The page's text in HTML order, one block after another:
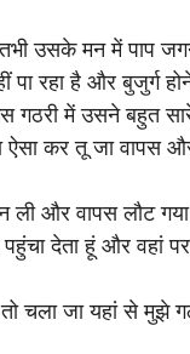
तभी उसके मन में पाप
पा रहा है और बुजुर्ग
गठरी में उसने बहुत
ऐसा कर तू जा वापस
ली और वापस लौट
देता हूं और वहां
चला जा यहां से